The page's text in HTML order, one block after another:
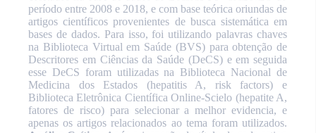
período entre 2008 e 2018, e com base teórica oriundas de
artigos científicos provenientes de busca sistemática em
bases de dados. Para isso, foi utilizando palavras chaves
na Biblioteca Virtual em Saúde (BVS) para obtenção de
Descritores em Ciências da Saúde (DeCS) e em seguida
esse DeCS foram utilizadas na Biblioteca Nacional de
Medicina dos Estados (hepatitis A, risk factors) e
Biblioteca Eletrônica Científica Online-Scielo (hepatite A,
fatores de risco) para selecionar a melhor evidencia, e
apenas os artigos relacionados ao tema foram utilizados.